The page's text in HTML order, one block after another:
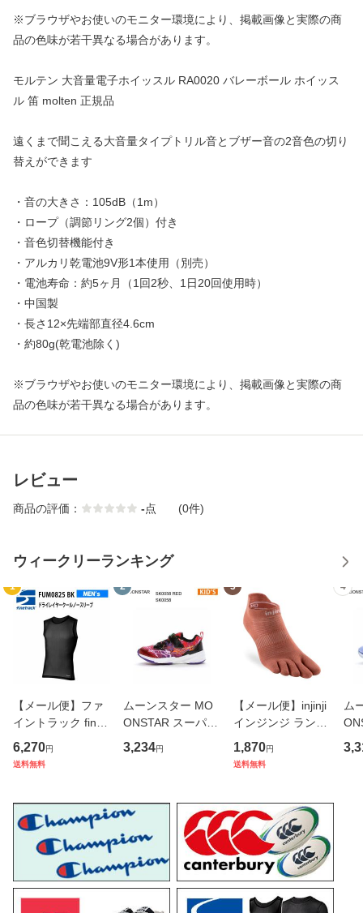
※ブラウザやお使いのモニター環境により、掲載画像と実際の商
品の色味が若干異なる場合があります。
モルテン 大音量電子ホイッスル RA0020 バレーボール ホイッス
ル 笛 molten 正規品
遠くまで聞こえる大音量タイプトリル音とブザー音の2音色の切り
替えができます
・音の大きさ：105dB（1m）
・ロープ（調節リング2個）付き
・音色切替機能付き
・アルカリ乾電池9V形1本使用（別売）
・電池寿命：約5ヶ月（1回2秒、1日20回使用時）
・中国製
・長さ12×先端部直径4.6cm
・約80g(乾電池除く)
※ブラウザやお使いのモニター環境により、掲載画像と実際の商
品の色味が若干異なる場合があります。
レビュー
商品の評価： -点 (0件)
ウィークリーランキング
1
【メール便】ファ
イントラック finetr
ack 機能アンダー
ウェア ドライレイ
M0825-BK
6,270円
送料無料
2
ムーンスター MO
ONSTAR スーパー
スター SUPERSTA
R SK0058 レッド
正規品
3,234円
3
【メール便】injinji
インジンジ ランラ
イトウェイトノー
ショウ 281110 カ
1,870円
送料無料
4
ム
シ